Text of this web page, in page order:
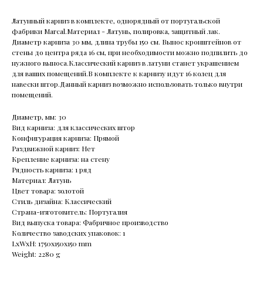
Латунный карниз в комплекте, однорядный от португальской
фабрики Marcal.Материал - Латунь, полировка, защитный лак.
Диаметр карниза 30 мм, длина трубы 150 см. Вынос кронштейнов от
стены до центра ряда 16 см, при необходимости можно подпилить до
нужного выноса.Классический карниз в латуни станет украшением
для ваших помещений.В комплекте к карнизу идут 16 колец для
навески штор.Данный карниз возможно использовать только внутри
помещений.
Диаметр, мм: 30
Вид карниза: для классических штор
Конфигурация карниза: Прямой
Раздвижной карниз: Нет
Крепление карниза: на стену
Рядность карниза: 1 ряд
Материал: Латунь
Цвет товара: золотой
Стиль дизайна: Классический
Страна-изготовитель: Португалия
Вид выпуска товара: Фабричное производство
Количество заводских упаковок: 1
LxWxH: 1750x150x150 mm
Weight: 2280 g